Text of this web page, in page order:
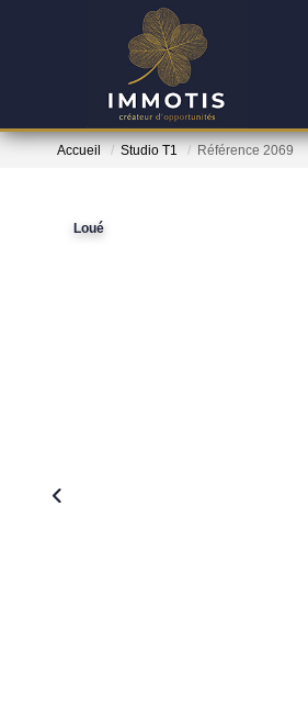
Accueil Studio T1 Référence 2069
Loué